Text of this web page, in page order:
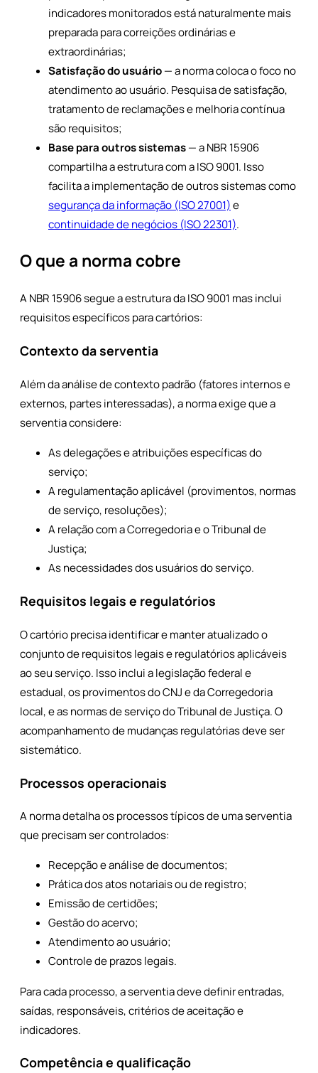
indicadores monitorados está naturalmente mais
preparada para correições ordinárias e
extraordinárias;
Satisfação do usuário— a norma coloca o foco no
atendimento ao usuário. Pesquisa de satisfação,
tratamento de reclamações e melhoria contínua
são requisitos;
Base para outros sistemas— a NBR 15906
compartilha a estrutura com a ISO 9001. Isso
facilita a implementação de outros sistemas como
segurança da informação (ISO 27001)e
continuidade de negócios (ISO 22301).
O que a norma cobre
A NBR 15906 segue a estrutura da ISO 9001 mas inclui
requisitos específicos para cartórios:
Contexto da serventia
Além da análise de contexto padrão (fatores internos e
externos, partes interessadas), a norma exige que a
serventia considere:
As delegações e atribuições específicas do
serviço;
A regulamentação aplicável (provimentos, normas
de serviço, resoluções);
A relação com a Corregedoria e o Tribunal de
Justiça;
As necessidades dos usuários do serviço.
Requisitos legais e regulatórios
O cartório precisa identificar e manter atualizado o
conjunto de requisitos legais e regulatórios aplicáveis
ao seu serviço. Isso inclui a legislação federal e
estadual, os provimentos do CNJ e da Corregedoria
local, e as normas de serviço do Tribunal de Justiça. O
acompanhamento de mudanças regulatórias deve ser
sistemático.
Processos operacionais
A norma detalha os processos típicos de uma serventia
que precisam ser controlados:
Recepção e análise de documentos;
Prática dos atos notariais ou de registro;
Emissão de certidões;
Gestão do acervo;
Atendimento ao usuário;
Controle de prazos legais.
Para cada processo, a serventia deve definir entradas,
saídas, responsáveis, critérios de aceitação e
indicadores.
Competência e qualificação